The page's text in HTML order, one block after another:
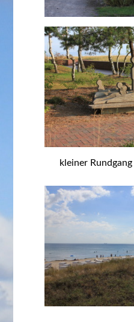
kleiner